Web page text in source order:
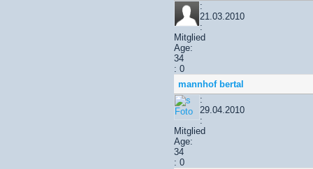
:
21.03.2010
:
Mitglied
Age:
34
: 0
mannhof bertal
:
29.04.2010
:
Mitglied
Age:
34
: 0